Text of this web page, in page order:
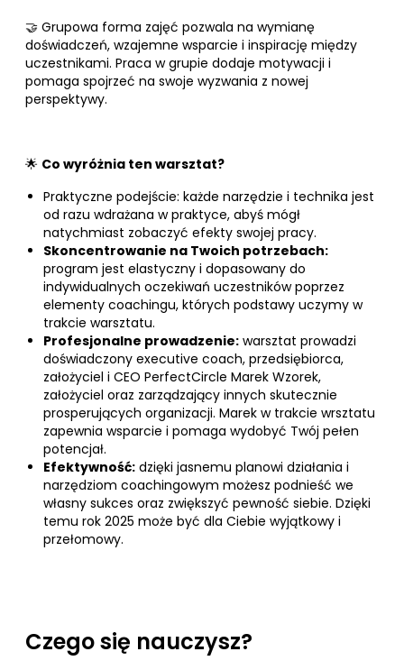
🤝 Grupowa forma zajęć pozwala na wymianę
doświadczeń, wzajemne wsparcie i inspirację między
uczestnikami. Praca w grupie dodaje motywacji i
pomaga spojrzeć na swoje wyzwania z nowej
perspektywy.
🌟 Co wyróżnia ten warsztat?
Praktyczne podejście: każde narzędzie i technika jest
od razu wdrażana w praktyce, abyś mógł
natychmiast zobaczyć efekty swojej pracy.
Skoncentrowanie na Twoich potrzebach:
program jest elastyczny i dopasowany do
indywidualnych oczekiwań uczestników poprzez
elementy coachingu, których podstawy uczymy w
trakcie warsztatu.
Profesjonalne prowadzenie: warsztat prowadzi
doświadczony executive coach, przedsiębiorca,
założyciel i CEO PerfectCircle Marek Wzorek,
założyciel oraz zarządzający innych skutecznie
prosperujących organizacji. Marek w trakcie wrsztatu
zapewnia wsparcie i pomaga wydobyć Twój pełen
potencjał.
Efektywność: dzięki jasnemu planowi działania i
narzędziom coachingowym możesz podnieść we
własny sukces oraz zwiększyć pewność siebie. Dzięki
temu rok 2025 może być dla Ciebie wyjątkowy i
przełomowy.
Czego się nauczysz?